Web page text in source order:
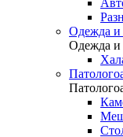
Одежда и
Одежда и